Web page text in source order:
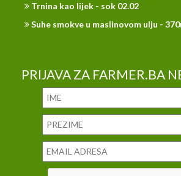
Trnina kao lijek - sok 02.02
Suhe smokve u maslinovom ulju -
PRIJAVA ZA FARMER.BA